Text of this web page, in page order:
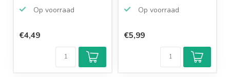
Op voorraad
€4,49
Op voorraad
€5,99